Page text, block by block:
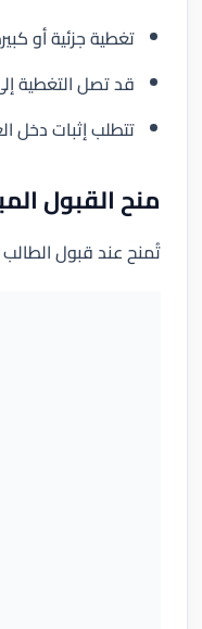
تغطية جزئية أو
قد تصل التغطية إلى 70% من التكلفة
تتطلب إثبات دخل
منح القبول
تُمنح عند قبول